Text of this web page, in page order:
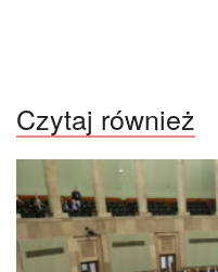
Czytaj również